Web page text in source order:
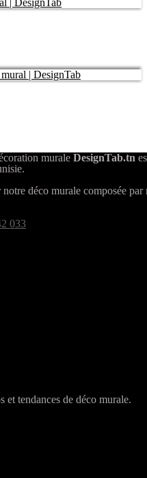
murale DesignTab.tn
déco murale composée par
033
et tendances de déco murale.